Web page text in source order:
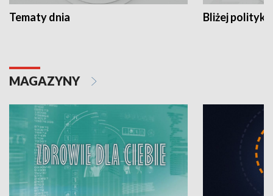
Tematy dnia Bliżej polityki
MAGAZYNY